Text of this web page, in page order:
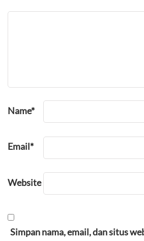
Name*
Email*
Website
Simpan nama, email, dan situs